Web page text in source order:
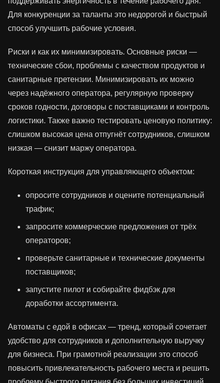
Для конкуренции за таланты это недорогой и быстрый
способ улучшить рабочие условия.
Риски и как их минимизировать. Основные риски —
технические сбои, проблемы с качеством продуктов и
санитарные претензии. Минимизировать их можно
через надёжного оператора, регулярную проверку
сроков годности, договоры с поставщиками и контроль
логистики. Также важно тестировать ценовую политику:
слишком высокая цена отпугнёт сотрудников, слишком
низкая — снизит маржу оператора.
Короткая инструкция для управляющего объектом:
опросите сотрудников и оцените потенциальный
трафик;
запросите коммерческие предложения от трёх
операторов;
проверьте санитарные и технические документы
поставщиков;
запустите пилот и собирайте фидбэк для
доработки ассортимента.
Автоматы с едой в офисах — тренд, который сочетает
удобство для сотрудников и дополнительную выручку
для бизнеса. При грамотной реализации это способ
повысить привлекательность рабочего места и решить